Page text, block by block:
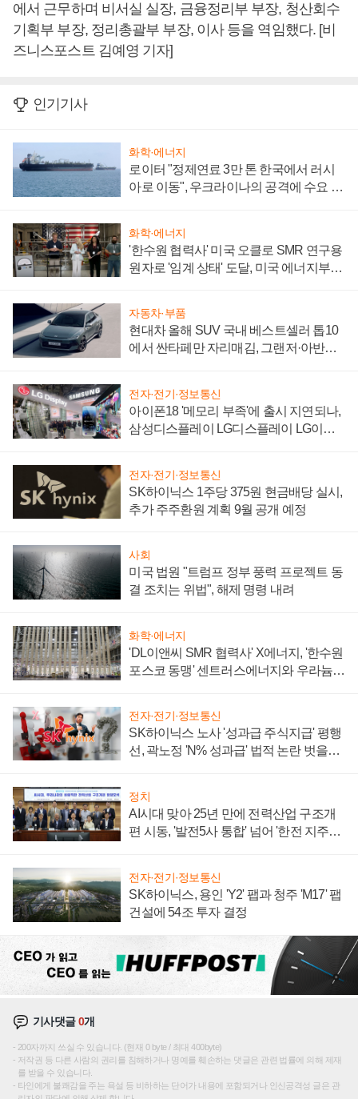
에서 근무하며 비서실 실장, 금융정리부 부장, 청산회수
기획부 부장, 정리총괄부 부장, 이사 등을 역임했다. [비
즈니스포스트 김예영 기자]
인기기사
화학·에너지
로이터 "정제연료 3만 톤 한국에서 러시
아로 이동", 우크라이나의 공격에 수요 늘
화학·에너지
'한수원 협력사' 미국 오클로 SMR 연구용
원자로 '임계 상태' 도달, 미국 에너지부
자동차·부품
현대차 올해 SUV 국내 베스트셀러 톱10
에서 싼타페만 자리매김, 그랜저·아반떼
전자·전기·정보통신
아이폰18 '메모리 부족'에 출시 지연되나,
삼성디스플레이 LG디스플레이 LG이노
전자·전기·정보통신
SK하이닉스 1주당 375원 현금배당 실시,
추가 주주환원 계획 9월 공개 예정
사회
미국 법원 "트럼프 정부 풍력 프로젝트 동
결 조치는 위법", 해제 명령 내려
화학·에너지
'DL이앤씨 SMR 협력사' X에너지, '한수원
포스코 동맹' 센트러스에너지와 우라늄
전자·전기·정보통신
SK하이닉스 노사 '성과급 주식지급' 평행
선, 곽노정 'N% 성과급' 법적 논란 벗을지
정치
AI시대 맞아 25년 만에 전력산업 구조개
편 시동, '발전5사 통합' 넘어 '한전 지주사'
전자·전기·정보통신
SK하이닉스, 용인 'Y2' 팹과 청주 'M17' 팹
건설에 54조 투자 결정
기사댓글0개
200자까지 쓰실 수 있습니다. (현재 0 byte / 최대 400byte)
저작권 등 다른 사람의 권리를 침해하거나 명예를 훼손하는 댓글은 관련 법률에 의해 제재
를 받을 수 있습니다.
타인에게 불쾌감을 주는 욕설 등 비하하는 단어가 내용에 포함되거나 인신공격성 글은 관